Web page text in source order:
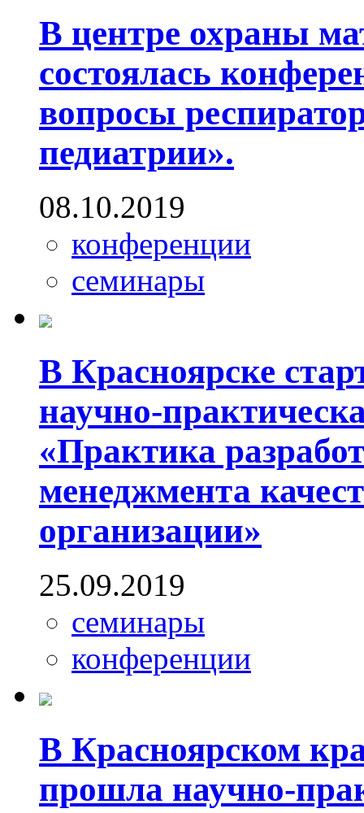
В центре охраны
состоялась
вопросы
педиатрии».
08.10.2019
конференции
семинары
В Красноярске
научно-
«Практика
менеджмента
организации»
25.09.2019
семинары
конференции
В Красноярском
прошла научно-